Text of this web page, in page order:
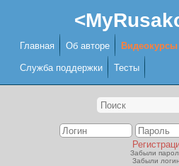
Главная Об авторе Видеокурсы
Служба поддержки Тесты
Забыли
Забыли